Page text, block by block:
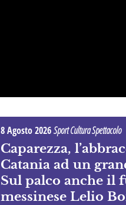
8 Agosto 2026Sport Cultura Spettacolo
Caparezza,
Catania ad un
Sul palco anche il
messinese Lelio